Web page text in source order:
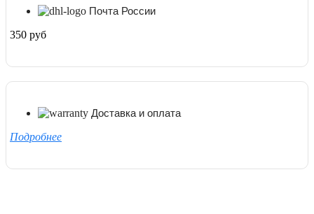
Почта России
350 руб
Доставка и оплата
Подробнее